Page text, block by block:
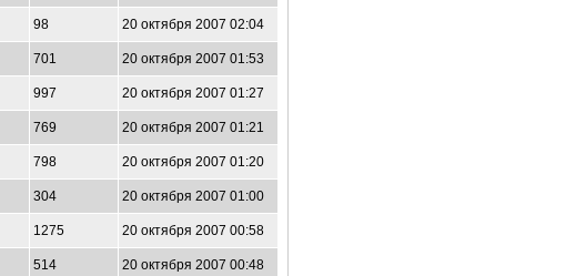
98 20 октября 2007 02:04
701 20 октября 2007 01:53
997 20 октября 2007 01:27
769 20 октября 2007 01:21
798 20 октября 2007 01:20
304 20 октября 2007 01:00
1275 20 октября 2007 00:58
514 20 октября 2007 00:48